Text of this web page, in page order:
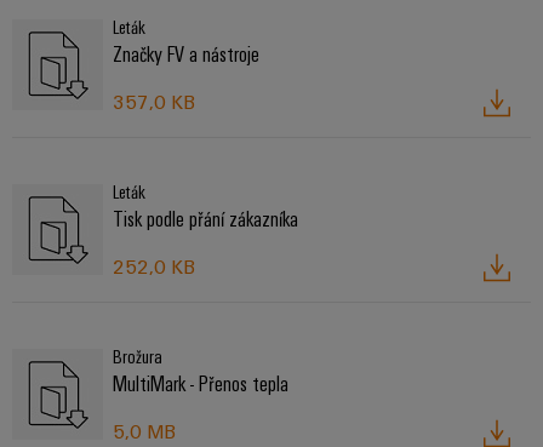
Leták
Značky FV a nástroje
357,0 KB
Leták
Tisk podle přání zákazníka
252,0 KB
Brožura
MultiMark - Přenos tepla
5,0 MB